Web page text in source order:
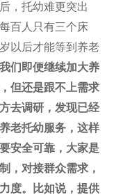
，托幼难更突出
百人只有三个床
以后才能等到养老
们即便继续加大养
但还是跟不上需求
去调研，发现已经
老托幼服务，这样
安全可靠，大家是
，对接群众需求，
度。比如说，提供